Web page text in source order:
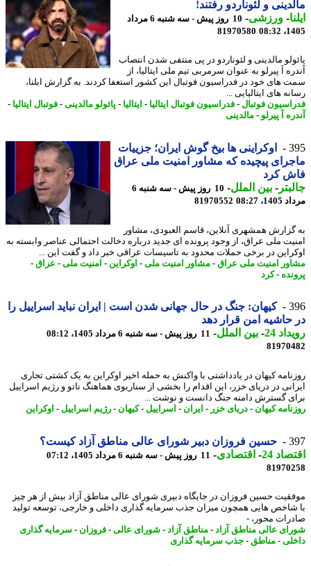
و لئوناردو رفتند!
-ورزشی-
10 روز پیش - سه شنبه 6 مرداد
81970580
مالدینی و لئوناردو در پی منتفی شدن انتصاب
آ پیرلو به عنوان سرمربی تیم ملی ایتالیا، از
های خود در فدراسیون فوتبال این کشور استعفا کردند. به گزارش ایلنا،
های ایتالیایی ...
فوتبال-فدراسیون فوتبال ایتالیا -ایتالیا -پائولو مالدینی-فوتبال ایتالیا -
آ پیرلو- مالدینی
اوکراینی ها بیخ گوش ایران؛ جزییات
پیچیده که مشاور امنیت ملی عراق
کرد
-بین الملل-
10 روز پیش - سه شنبه 6
08:27
81970552
همشهری آنلاین، قاسم العبودی، مشاور
ملی عراق، از وجود پرونده ای جدید درباره دخالت احتمالی عناصر وابسته به
در برخی حملات محدود به تاسیسات عراقی خبر داد و گفت این ...
امنیت ملی عراق- مشاور امنیت ملی -اوکراین- امنیت ملی -عراق-
-کرد
کیهان: جنگ در حال جهانی شدن است | ایران نباید اسراییل را
امن قرار دهد
24
-بین الملل-11 روز پیش - سه شنبه 6 مرداد 1405، 08:12
کیهان در یادداشتی با واکنش به حمله اخیر اوکراین به یک کشتی تجاری
در دریای خزر، این اقدام را بخشی از سناریوی هماهنگ ناتو و رژیم اسراییل
گسترش دامنه جنگ دانست و نوشت ...
کیهان-دریای خزر -ایران - اسراییل -کیهان-رژیم اسراییل -اوکراین
حسین فروزان دبیر شورای عالی مناطق آزاد کیست؟
24
-اقتصادی-11 روز پیش - سه شنبه 6 مرداد 1405، 07:12
حسین فروزان در جایگاه دبیری شورای عالی مناطق آزاد بیش از هر چیز
هایی همچون میزان جذب سرمایه گذاری داخلی و خارجی، توسعه تولید
محور، -
عالی مناطق آزاد- مناطق آزاد- شورای عالی-فروزان-
سرمایه گذاری
-مناطق-جذب سرمایه گذاری